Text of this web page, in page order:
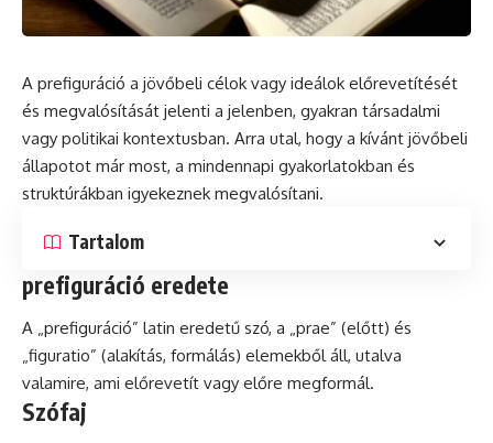
A prefiguráció a jövőbeli célok vagy ideálok előrevetítését
és megvalósítását jelenti a jelenben, gyakran társadalmi
vagy politikai kontextusban. Arra utal, hogy a kívánt jövőbeli
állapotot már most, a mindennapi gyakorlatokban és
struktúrákban igyekeznek megvalósítani.
Tartalom
prefiguráció eredete
A „prefiguráció” latin eredetű szó, a „prae” (előtt) és
„figuratio” (alakítás, formálás) elemekből áll, utalva
valamire, ami előrevetít vagy előre megformál.
Szófaj